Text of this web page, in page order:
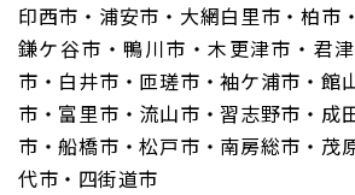
印西市・浦安市・大網白里市・柏市
鎌ケ谷市・鴨川市・木更津市・君
市・白井市・匝瑳市・袖ケ浦市・館
市・富里市・流山市・習志野市・成
市・船橋市・松戸市・南房総市・茂
代市・四街道市